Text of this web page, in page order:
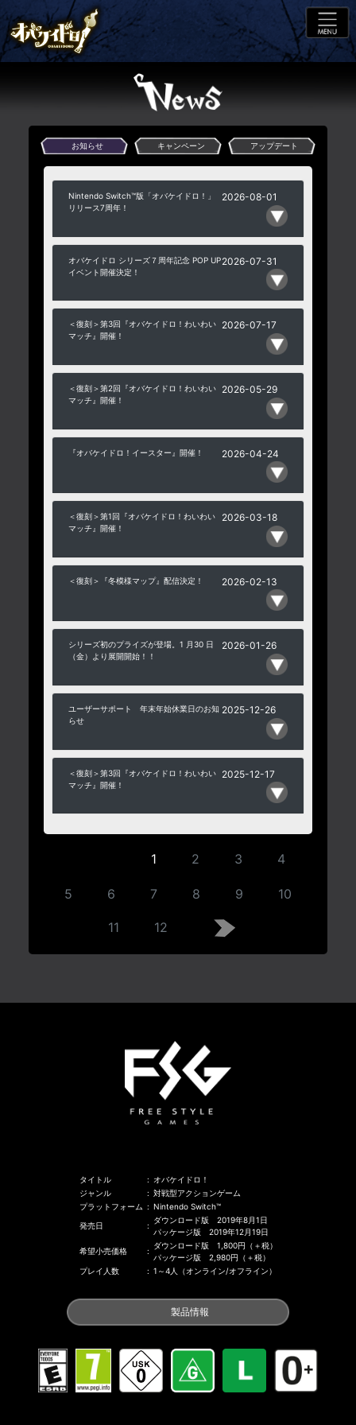
お知らせ キャンペーン アップデート
Nintendo Switch™版「オバケイドロ！」
リリース7周年！
2026-08-01
オバケイドロ シリーズ７周年記念 POP UP
イベント開催決定！
2026-07-31
＜復刻＞第3回『オバケイドロ！わいわい
マッチ』開催！
2026-07-17
＜復刻＞第2回『オバケイドロ！わいわい
マッチ』開催！
2026-05-29
『オバケイドロ！イースター』開催！ 2026-04-24
＜復刻＞第1回『オバケイドロ！わいわい
マッチ』開催！
2026-03-18
＜復刻＞『冬模様マップ』配信決定！ 2026-02-13
シリーズ初のプライズが登場。1 月30 日
（金）より展開開始！！
2026-01-26
ユーザーサポート 年末年始休業日のお知
らせ
2025-12-26
＜復刻＞第3回『オバケイドロ！わいわい
マッチ』開催！
2025-12-17
1 2 3 4
5 6 7 8 9 10
11 12
タイトル : オバケイドロ！
ジャンル
: 対戦型アクションゲーム
プラットフォーム : Nintendo Switch™
発売日
:
ダウンロード版 2019年8月1日
パッケージ版 2019年12月19日
希望小売価格
:
ダウンロード版 1,800円（＋税）
パッケージ版 2,980円（＋税）
プレイ人数
: 1～4人（オンライン/オフライン）
製品情報